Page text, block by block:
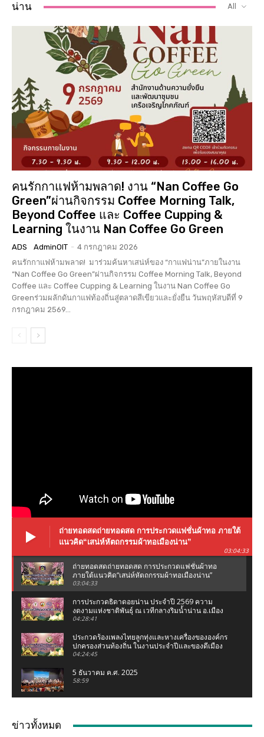
น่าน All
คนรักกาแฟห้ามพลาด! งาน “Nan Coffee Go
Green”ผ่านกิจกรรม Coffee Morning Talk,
Beyond Coffee และ Coffee Cupping &
Learning ในงาน Nan Coffee Go Green
ADS AdminOIT - 4 กรกฎาคม 2026
คนรักกาแฟห้ามพลาด! มาร่วมค้นหาเสน่ห์ของ “กาแฟน่าน”ภายในงาน
“Nan Coffee Go Green”ผ่านกิจกรรม Coffee Morning Talk, Beyond
Coffee และ Coffee Cupping & Learning ในงาน Nan Coffee Go
Greenร่วมผลักดันกาแฟท้องถิ่นสู่ตลาดสีเขียวและยั่งยืน วันพฤหัสบดีที่ 9
กรกฎาคม 2569...
ถ่ายทอดสดถ่ายทอดสด การประกวดแฟชั่นผ้าทอ ภายใต้
แนวคิด“เสน่ห์หัตถกรรมผ้าทอเมืองน่าน”
03:04:33
ถ่ายทอดสดถ่ายทอดสด การประกวดแฟชั่นผ้าทอ
ภายใต้แนวคิด“เสน่ห์หัตถกรรมผ้าทอเมืองน่าน”
03:04:33
การประกวดธิดาดอยน่าน ประจำปี 2569 ความ
งดงามแห่งชาติพันธุ์ ณ เวทีกลางริมน้ำน่าน อ.เมือง
น่าน จ.น่าน
04:28:41
ประกวดร้องเพลงไทยลูกทุ่งและหางเครื่องขององค์กร
ปกครองส่วนท้องถิ่น ในงานประจำปีและของดีเมือง
น่าน 2569
04:24:45
5 ธันวาคม ค.ศ. 2025
58:59
02:07:05
ข่าวทั้งหมด